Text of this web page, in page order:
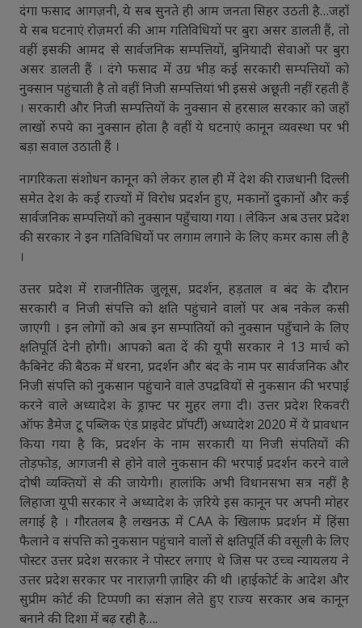
दंगा फसाद आगज़नी, ये सब सुनते ही आम जनता सिहर उठती है…जहाँ
ये सब घटनाएं रोज़मर्रा की आम गतिविधियों पर बुरा असर डालती हैं, तो
वहीं इसकी आमद से सार्वजनिक सम्पत्तियों, बुनियादी सेवाओं पर बुरा
असर डालती हैं । दंगे फसाद में उग्र भीड़ कई सरकारी सम्पत्तियों को
नुक्सान पहुंचाती है तो वहीं निजी सम्पत्तियां भी इससे अछूती नहीं रहती हैं
। सरकारी और निजी सम्पत्तियों के नुक्सान से हरसाल सरकार को जहाँ
लाखों रुपये का नुक्सान होता है वहीं ये घटनाएं कानून व्यवस्था पर भी
बड़ा सवाल उठाती हैं ।
नागरिकता संशोधन कानून को लेकर हाल ही में देश की राजधानी दिल्ली
समेत देश के कई राज्यों में विरोध प्रदर्शन हुए, मकानों दुकानों और कई
सार्वजनिक सम्पत्तियों को नुक्सान पहुँचाया गया । लेकिन अब उत्तर प्रदेश
की सरकार ने इन गतिविधियों पर लगाम लगाने के लिए कमर कास ली है
।
उत्तर प्रदेश में राजनीतिक जुलूस, प्रदर्शन, हड़ताल व बंद के दौरान
सरकारी व निजी संपत्ति को क्षति पहुंचाने वालों पर अब नकेल कसी
जाएगी । इन लोगों को अब इन सम्पातियों को नुक्सान पहुँचाने के लिए
क्षतिपूर्ति देनी होगी। आपको बता दें की यूपी सरकार ने 13 मार्च को
कैबिनेट की बैठक में धरना, प्रदर्शन और बंद के नाम पर सार्वजनिक और
निजी संपत्ति को नुकसान पहुंचाने वाले उपद्रवियों से नुकसान की भरपाई
करने वाले अध्यादेश के ड्राफ्ट पर मुहर लगा दी। उत्तर प्रदेश रिकवरी
ऑफ डैमेज टू पब्लिक एंड प्राइवेट प्रॉपर्टी) अध्यादेश 2020 में ये प्रावधान
किया गया है कि, प्रदर्शन के नाम सरकारी या निजी संपतियों की
तोड़फोड़, आगजनी से होने वाले नुकसान की भरपाई प्रदर्शन करने वाले
दोषी व्यक्तियों से की जायेगी। हालांकि अभी विधानसभा सत्र नहीं है
लिहाजा यूपी सरकार ने अध्यादेश के ज़रिये इस कानून पर अपनी मोहर
लगाई है । गौरतलब है लखनऊ में CAA के खिलाफ प्रदर्शन में हिंसा
फैलाने व संपत्ति को नुकसान पहुंचाने वालों से क्षतिपूर्ति की वसूली के लिए
पोस्टर उत्तर प्रदेश सरकार ने पोस्टर लगाए थे जिस पर उच्च न्यायलय ने
उत्तर प्रदेश सरकार पर नाराज़गी ज़ाहिर की थी ।हाईकोर्ट के आदेश और
सुप्रीम कोर्ट की टिप्पणी का संज्ञान लेते हुए राज्य सरकार अब कानून
बनाने की दिशा में बढ़ रही है….